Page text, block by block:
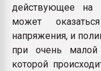
действующее на
может
напряжения, и
при очень малой
которой